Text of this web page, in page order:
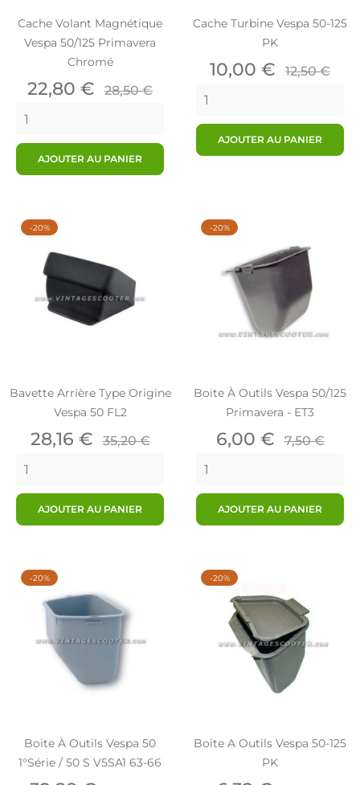
Cache Volant Magnétique
Vespa 50/125 Primavera
Chromé
Prix
22,80 € Prix
28,50 €
AJOUTER AU PANIER
Cache Turbine Vespa 50-125
PK
Prix
10,00 € Prix
12,50 €
AJOUTER AU PANIER
Bavette Arrière Type Origine
Vespa 50 FL2
Prix
28,16 € Prix
35,20 €
AJOUTER AU PANIER
-20%
Boite À Outils Vespa 50/125
Primavera - ET3
Prix
6,00 € Prix
7,50 €
AJOUTER AU PANIER
-20%
Boite À Outils Vespa 50
1°série / 50 S V5SA1 63-66
-20%
Boite A Outils Vespa 50-125
PK
-20%